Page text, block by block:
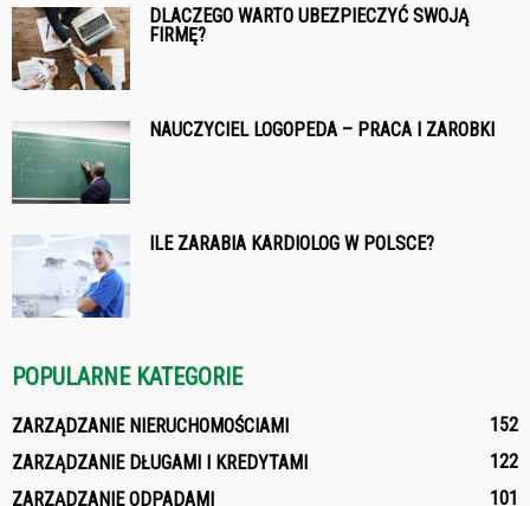
DLACZEGO WARTO UBEZPIECZYĆ SWOJĄ
FIRMĘ?
NAUCZYCIEL LOGOPEDA – PRACA I ZAROBKI
ILE ZARABIA KARDIOLOG W POLSCE?
POPULARNE KATEGORIE
ZARZĄDZANIE NIERUCHOMOŚCIAMI
152
ZARZĄDZANIE DŁUGAMI I KREDYTAMI
122
ZARZĄDZANIE ODPADAMI
101